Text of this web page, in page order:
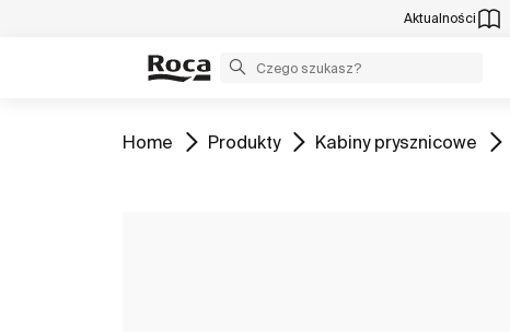
Aktualności
Zobacz
Home Zobacz
Produkty Zobacz
Kabiny prysznicowe